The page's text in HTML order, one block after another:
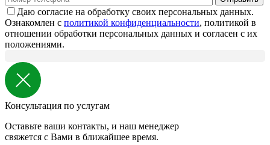
Даю согласие на обработку своих персональных данных.
Ознакомлен с политикой конфиденциальности, политикой в
отношении обработки персональных данных и согласен с их
положениями.
Консультация по услугам
Оставьте ваши контакты, и наш менеджер
свяжется с Вами в ближайшее время.